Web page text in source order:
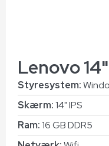
Lenovo
Styresystem:
Skærm:14" IPS
Ram:16 GB DDR5